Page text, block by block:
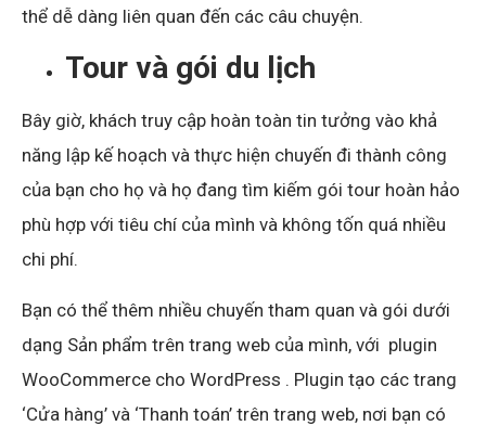
thể dễ dàng liên quan đến các câu chuyện.
Tour và gói du lịch
Bây giờ, khách truy cập hoàn toàn tin tưởng vào khả
năng lập kế hoạch và thực hiện chuyến đi thành công
của bạn cho họ và họ đang tìm kiếm gói tour hoàn hảo
phù hợp với tiêu chí của mình và không tốn quá nhiều
chi phí.
Bạn có thể thêm nhiều chuyến tham quan và gói dưới
dạng Sản phẩm trên trang web của mình, với plugin
WooCommerce cho WordPress . Plugin tạo các trang
‘Cửa hàng’ và ‘Thanh toán’ trên trang web, nơi bạn có